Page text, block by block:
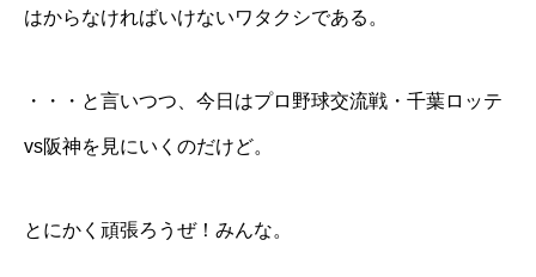
はからなければいけないワタクシである。
・・・と言いつつ、今日はプロ野球交流戦・千葉ロッテ
vs阪神を見にいくのだけど。
とにかく頑張ろうぜ！みんな。